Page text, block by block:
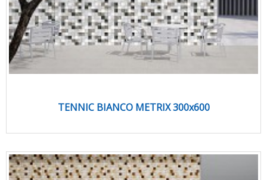
TENNIC BIANCO METRIX 300x600